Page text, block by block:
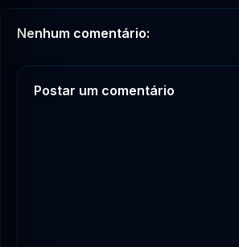
Nenhum comentário:
Postar um comentário